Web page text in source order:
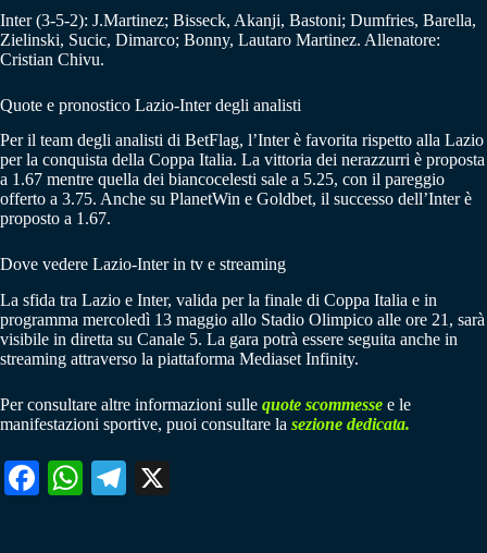
Inter (3-5-2): J.Martinez; Bisseck, Akanji, Bastoni; Dumfries, Barella,
Zielinski, Sucic, Dimarco; Bonny, Lautaro Martinez. Allenatore:
Cristian Chivu.
Quote e pronostico Lazio-Inter degli analisti
Per il team degli analisti di BetFlag, l’Inter è favorita rispetto alla Lazio
per la conquista della Coppa Italia. La vittoria dei nerazzurri è proposta
a 1.67 mentre quella dei biancocelesti sale a 5.25, con il pareggio
offerto a 3.75. Anche su PlanetWin e Goldbet, il successo dell’Inter è
proposto a 1.67.
Dove vedere Lazio-Inter in tv e streaming
La sfida tra Lazio e Inter, valida per la finale di Coppa Italia e in
programma mercoledì 13 maggio allo Stadio Olimpico alle ore 21, sarà
visibile in diretta su Canale 5. La gara potrà essere seguita anche in
streaming attraverso la piattaforma Mediaset Infinity.
Per consultare altre informazioni sulle quote scommesse e le
manifestazioni sportive, puoi consultare la sezione dedicata.
Fa W
Te